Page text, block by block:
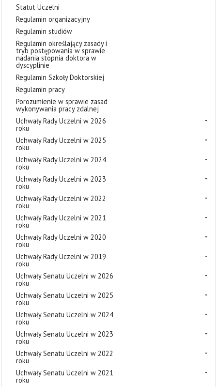
Statut Uczelni
Regulamin organizacyjny
Regulamin studiów
Regulamin określający zasady i
tryb postępowania w sprawie
nadania stopnia doktora w
dyscyplinie
Regulamin Szkoły Doktorskiej
Regulamin pracy
Porozumienie w sprawie zasad
wykonywania pracy zdalnej
Uchwały Rady Uczelni w 2026
roku
Uchwały Rady Uczelni w 2025
roku
Uchwały Rady Uczelni w 2024
roku
Uchwały Rady Uczelni w 2023
roku
Uchwały Rady Uczelni w 2022
roku
Uchwały Rady Uczelni w 2021
roku
Uchwały Rady Uczelni w 2020
roku
Uchwały Rady Uczelni w 2019
roku
Uchwały Senatu Uczelni w 2026
roku
Uchwały Senatu Uczelni w 2025
roku
Uchwały Senatu Uczelni w 2024
roku
Uchwały Senatu Uczelni w 2023
roku
Uchwały Senatu Uczelni w 2022
roku
Uchwały Senatu Uczelni w 2021
roku